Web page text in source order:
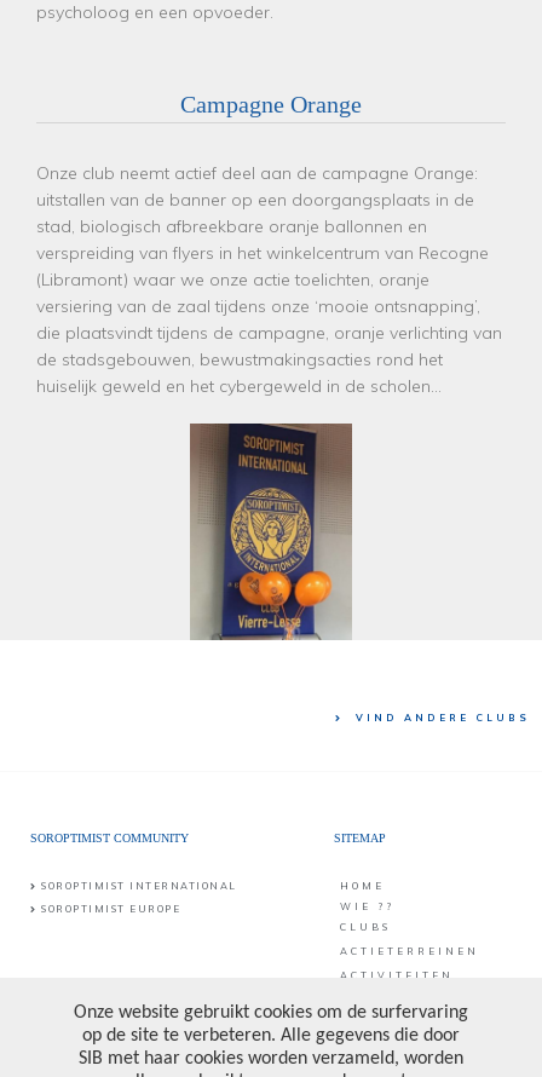
psycholoog en een opvoeder.
Campagne Orange
Onze club neemt actief deel aan de campagne Orange:
uitstallen van de banner op een doorgangsplaats in de
stad, biologisch afbreekbare oranje ballonnen en
verspreiding van flyers in het winkelcentrum van Recogne
(Libramont) waar we onze actie toelichten, oranje
versiering van de zaal tijdens onze ‘mooie ontsnapping’,
die plaatsvindt tijdens de campagne, oranje verlichting van
de stadsgebouwen, bewustmakingsacties rond het
huiselijk geweld en het cybergeweld in de scholen...
VIND ANDERE CLUBS
SOROPTIMIST COMMUNITY
SOROPTIMIST INTERNATIONAL
SOROPTIMIST EUROPE
SITEMAP
HOME
WIE ??
CLUBS
ACTIETERREINEN
ACTIVITEITEN
DONATE
PRIVACY POLICY
Middaglijnstraat 10
1210 Brussel